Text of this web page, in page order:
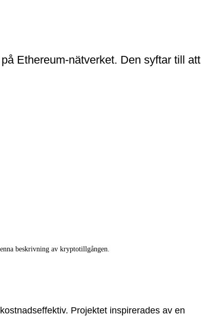
Ethereum-nätverket. Den syftar till att
beskrivning av kryptotillgången.
Projektet inspirerades av en